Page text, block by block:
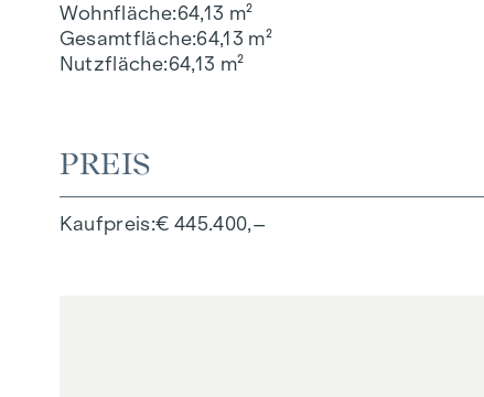
Wohnfläche 64,13 m²
Gesamtfläche 64,13 m²
Nutzfläche 64,13 m²
PREIS
Kaufpreis € 445.400,–